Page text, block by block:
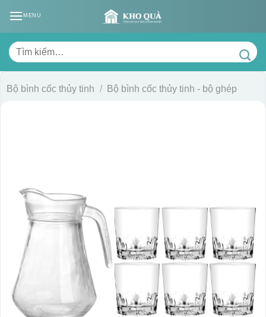
MENU
Tìm
kiếm:
Bộ bình cốc thủy tinh / Bộ bình cốc thủy tinh - bộ ghép